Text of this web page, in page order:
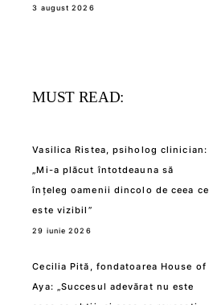
3 august 2026
MUST READ:
Vasilica Ristea, psiholog clinician:
„Mi-a plăcut întotdeauna să
înțeleg oamenii dincolo de ceea ce
este vizibil”
29 iunie 2026
Cecilia Pită, fondatoarea House of
Aya: „Succesul adevărat nu este